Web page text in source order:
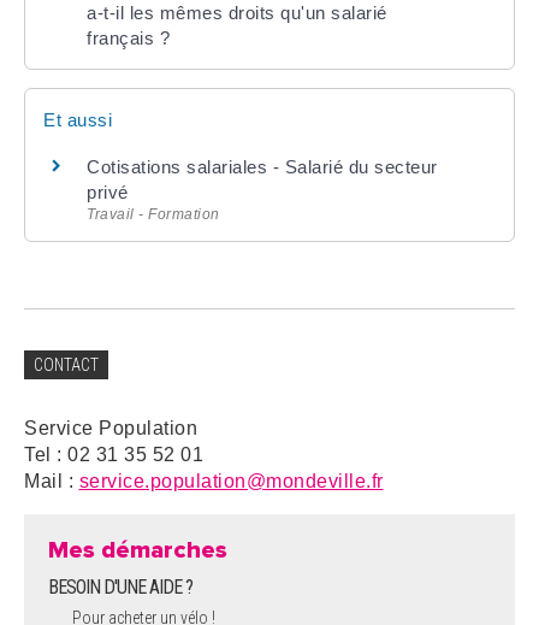
a-t-il les mêmes droits qu'un salarié
français ?
Et aussi
Cotisations salariales - Salarié du secteur
privé
Travail - Formation
CONTACT
Service Population
Tel : 02 31 35 52 01
Mail : service.population@mondeville.fr
Mes démarches
BESOIN D'UNE AIDE ?
Pour acheter un vélo !